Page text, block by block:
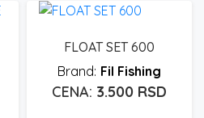
FLOAT SET 600
Fil Fishing
3.500 RSD